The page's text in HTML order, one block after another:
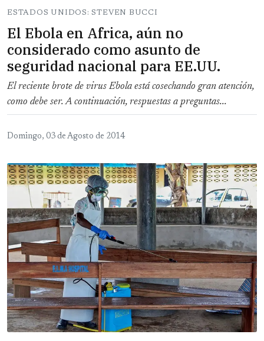
ESTADOS UNIDOS: STEVEN BUCCI
El Ebola en Africa, aún no
considerado como asunto de
seguridad nacional para EE.UU.
El reciente brote de virus Ebola está cosechando gran atención,
como debe ser. A continuación, respuestas a preguntas...
Domingo, 03 de Agosto de 2014